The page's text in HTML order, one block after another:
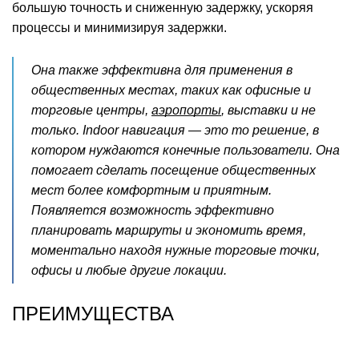
большую точность и сниженную задержку, ускоряя
процессы и минимизируя задержки.
Она также эффективна для применения в
общественных местах, таких как офисные и
торговые центры, аэропорты, выставки и не
только. Indoor навигация — это то решение, в
котором нуждаются конечные пользователи. Она
помогает сделать посещение общественных
мест более комфортным и приятным.
Появляется возможность эффективно
планировать маршруты и экономить время,
моментально находя нужные торговые точки,
офисы и любые другие локации.
ПРЕИМУЩЕСТВА